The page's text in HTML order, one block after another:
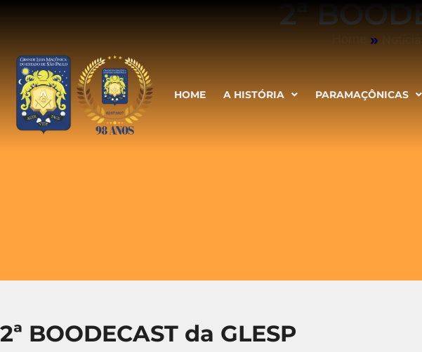
HOME A HISTÓRIA PARAMAÇÔNICAS
2ª
»
2ª BOODECAST da GLESP